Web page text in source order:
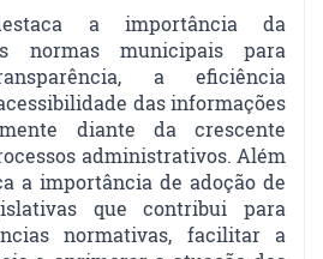
a importância da
normas municipais para
a eficiência
das informações
diante da crescente
administrativos. Além
a importância de adoção de
que contribui para
normativas, facilitar a